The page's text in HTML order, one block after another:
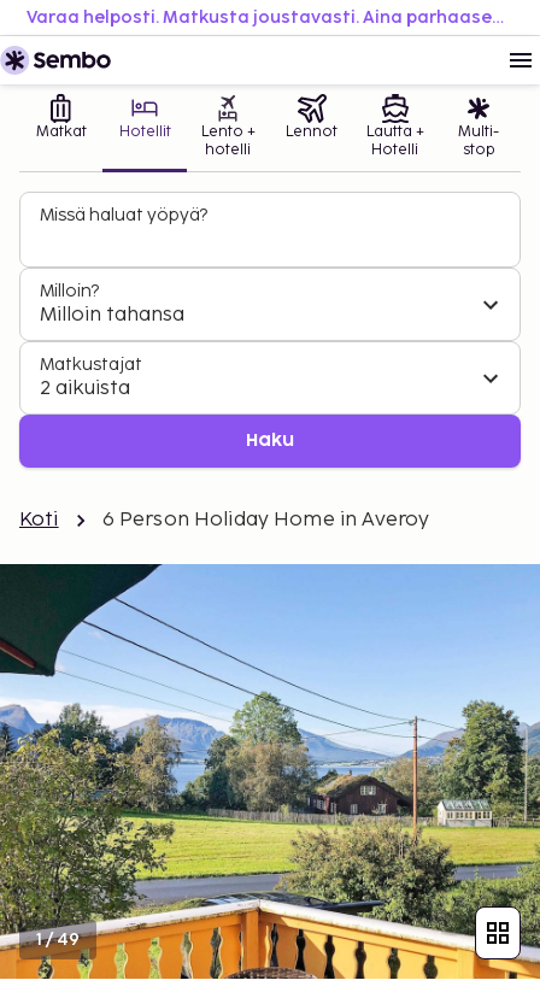
Varaa helposti. Matkusta joustavasti. Aina parhaaseen hintaan.
Matkat Hotellit
Lento +
hotelli
Lennot
Lautta +
Hotelli
Multi-
stop
Missä haluat yöpyä?
Milloin?
Milloin tahansa
Matkustajat
2 aikuista
Haku
Koti 6 Person Holiday Home in Averoy
1/49